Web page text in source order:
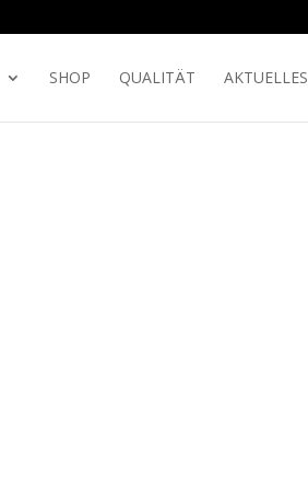
SHOP QUALITÄT AKTUELLES